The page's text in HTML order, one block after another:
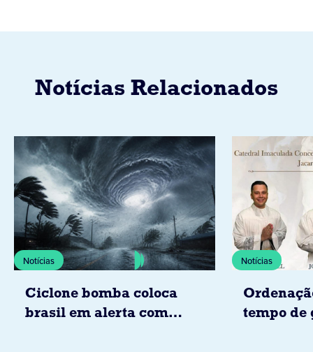
Notícias Relacionados
Notícias
Ciclone bomba coloca
brasil em alerta com
Notícias
tempo de